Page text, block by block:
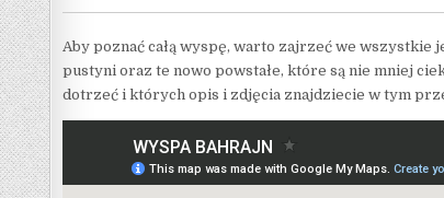
Aby poznać całą wyspę, warto zajrzeć we
pustyni oraz te nowo powstałe, które są nie mniej
dotrzeć i których opis i zdjęcia znajdziecie w tym